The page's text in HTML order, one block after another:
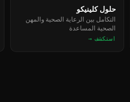
حلول كلينيكو
التكامل بين الرعاية الصحية والمهن
الصحية المساعدة
استكشف →